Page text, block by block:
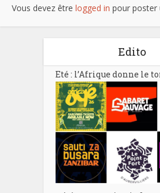
Vous devez être logged in pour poster
Edito
Eté : l’Afrique donne le